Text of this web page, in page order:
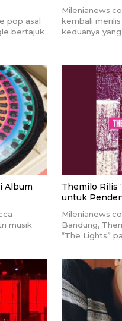
pop asal
bertajuk
kembali
keduanya
Album
musik
Themilo Rilis
untuk
Bandung,
“The Lights”